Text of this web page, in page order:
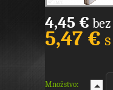
4,45 €
5,47 €
Množstvo: